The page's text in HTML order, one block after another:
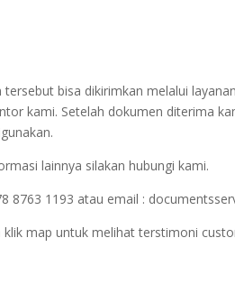
bisa dikirimkan melalui
kami. Setelah dokumen diterima
lainnya silakan hubungi kami.
8763 1193 atau email :
map untuk melihat terstimoni